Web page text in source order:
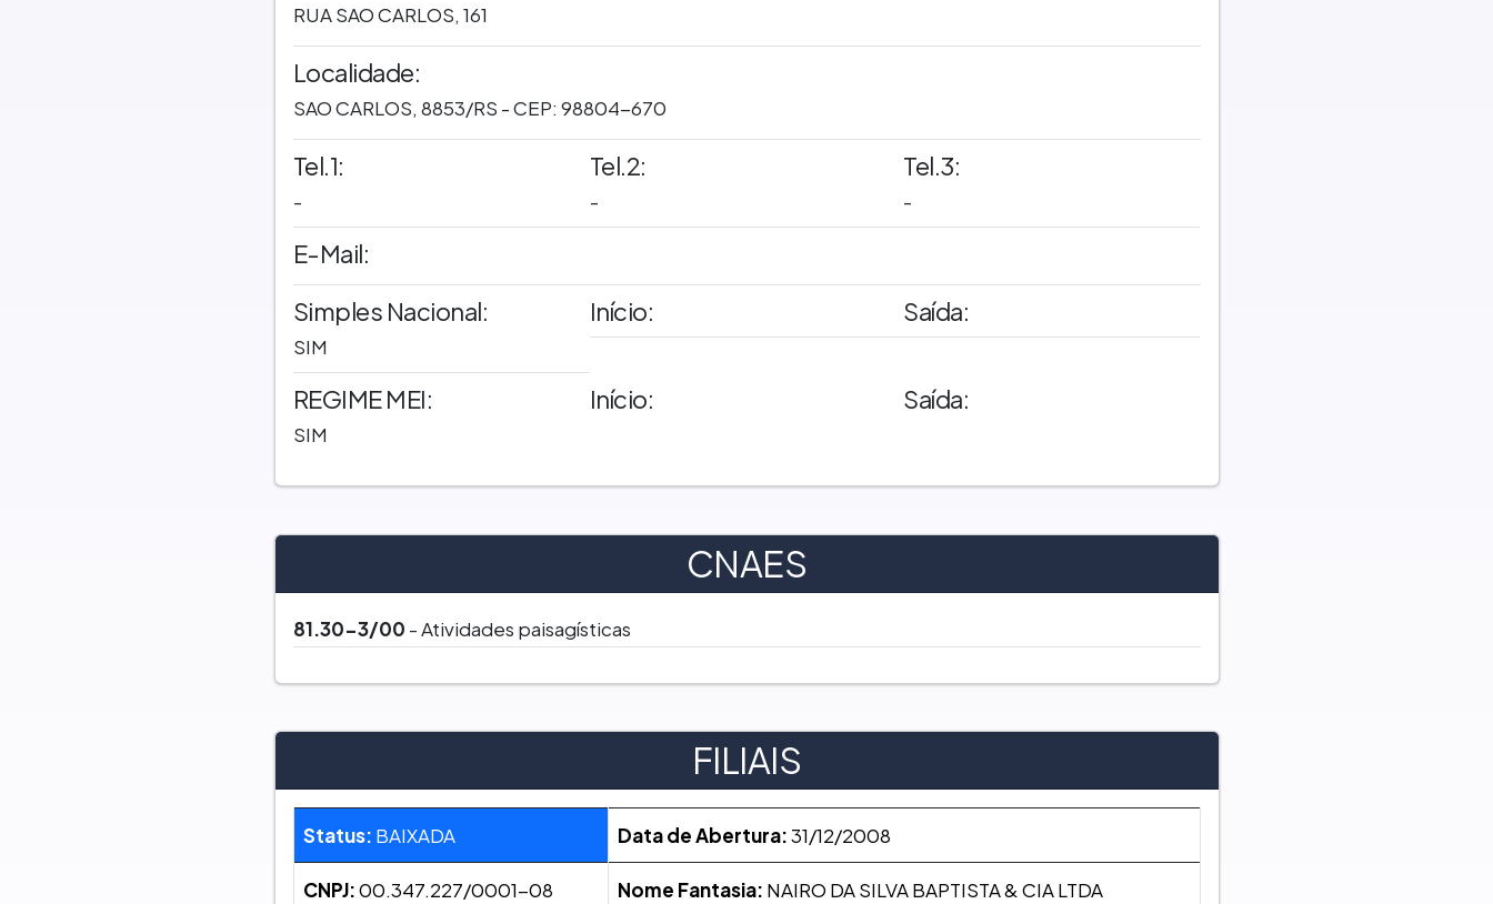
RUA SAO CARLOS, 161
Localidade:
SAO CARLOS, 8853/RS - CEP: 98804-670
Tel.1:
-
Tel.2:
-
Tel.3:
-
E-Mail:
Simples Nacional:
SIM
Início: Saída:
REGIME MEI:
SIM
Início: Saída:
CNAES
81.30-3/00 - Atividades paisagísticas
FILIAIS
Status: BAIXADA Data de Abertura:31/12/2008
CNPJ:00.347.227/0001-08 Nome Fantasia: NAIRO DA SILVA BAPTISTA & CIA LTDA